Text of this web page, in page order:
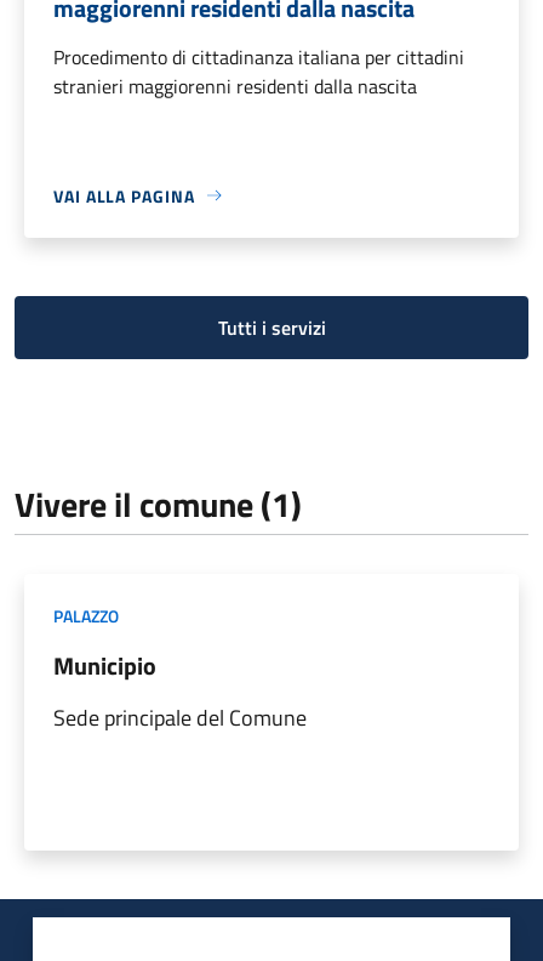
Procedimento di cittadinanza italiana per cittadini
stranieri maggiorenni residenti dalla nascita
VAI ALLA PAGINA
Tutti i servizi
Vivere il comune (1)
PALAZZO
Municipio
Sede principale del Comune